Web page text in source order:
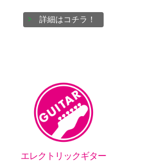
詳細はコチラ！
エレクトリックギター